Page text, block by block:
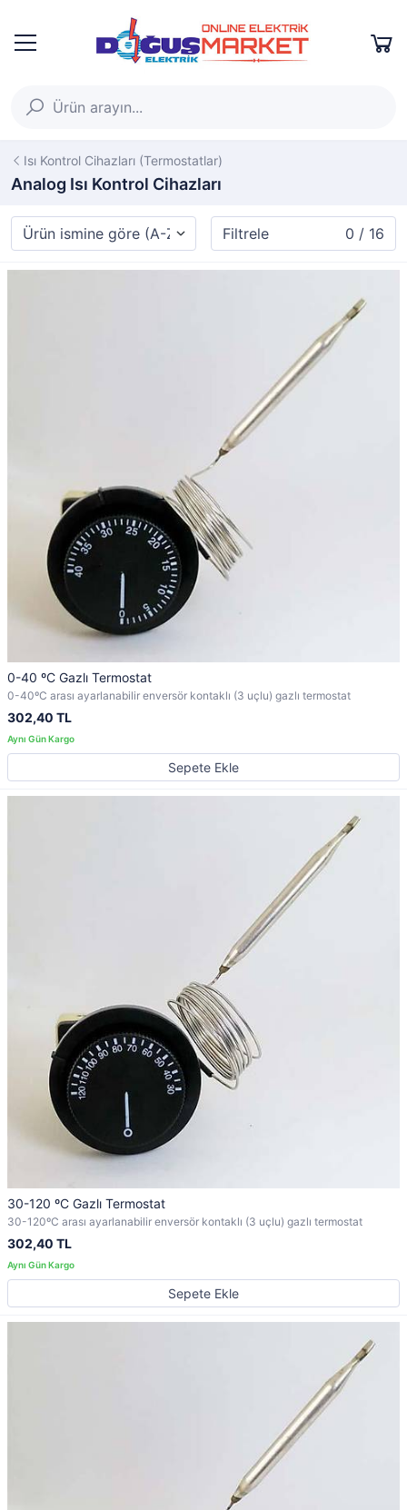
Isı Kontrol Cihazları (Termostatlar)
Analog Isı Kontrol Cihazları
Filtrele 0 / 16
0-40 ºC Gazlı Termostat
0-40ºC arası ayarlanabilir enversör kontaklı (3 uçlu) gazlı termostat
302,40 TL
Sepete Ekle
30-120 ºC Gazlı Termostat
30-120ºC arası ayarlanabilir enversör kontaklı (3 uçlu) gazlı termostat
302,40 TL
Sepete Ekle